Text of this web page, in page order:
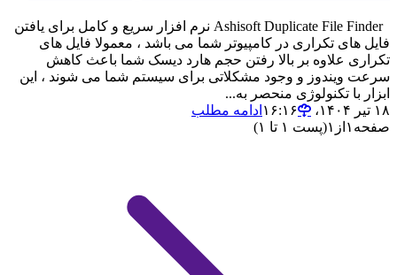
Ashisoft Duplicate File Finder نرم افزار سریع و کامل برای یافتن
فایل های تکراری در کامپیوتر شما می باشد ، معمولا فایل های
تکراری علاوه بر بالا رفتن حجم هارد دیسک شما باعث کاهش
سرعت ویندوز و وجود مشکلاتی برای سیستم شما می شوند ، این
ابزار با تکنولوژی منحصر به...
۱۸ تیر ۱۴۰۴،‏ ۱۶:۱۶
ادامه مطلب
صفحه ۱ از ۱(پست ۱ تا ۱)